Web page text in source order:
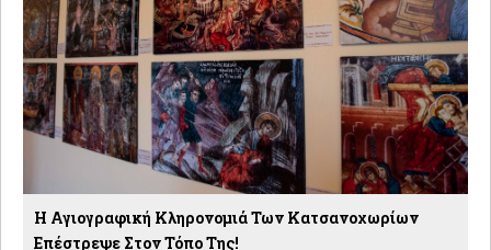
Η Αγιογραφική Κληρονομιά Των Κατσανοχωρίων
Επέστρεψε Στον Τόπο Της!